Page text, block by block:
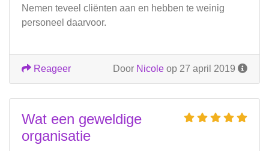
Nemen teveel cliënten aan en hebben te weinig
personeel daarvoor.
Door Nicole op 27 april 2019
Reageer
Wat een geweldige
organisatie